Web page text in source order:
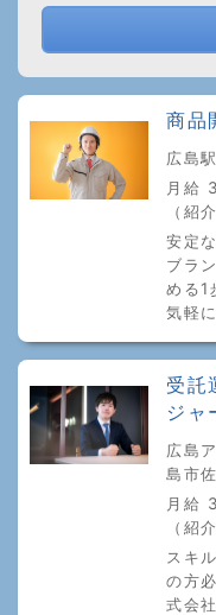
商品
広島
月給
（紹
安定
ブラ
める1
気軽
受託
ジャ
広島
島市
月給
（紹
スキ
の方
式会